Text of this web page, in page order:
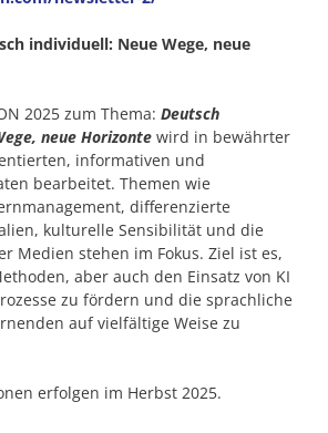
individuell: Neue Wege, neue
2025 zum Thema: Deutsch
neue Horizonte wird in bewährter
informativen und
bearbeitet. Themen wie
differenzierte
kulturelle Sensibilität und die
Medien stehen im Fokus. Ziel ist es,
aber auch den Einsatz von KI
zu fördern und die sprachliche
auf vielfältige Weise zu
erfolgen im Herbst 2025.